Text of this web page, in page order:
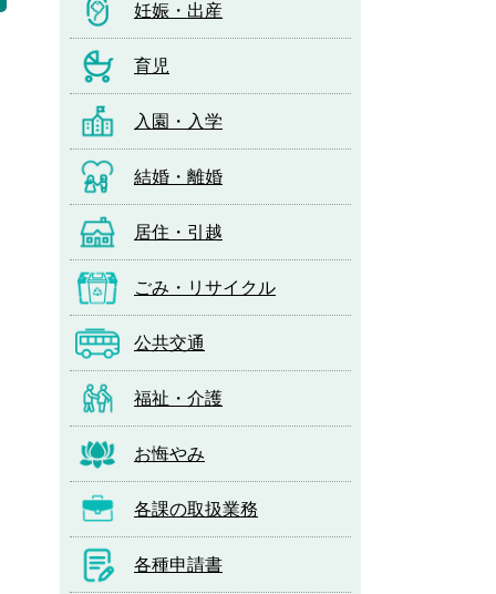
妊娠・出産
育児
入園・入学
結婚・離婚
居住・引越
ごみ・リサイクル
公共交通
福祉・介護
お悔やみ
各課の取扱業務
各種申請書